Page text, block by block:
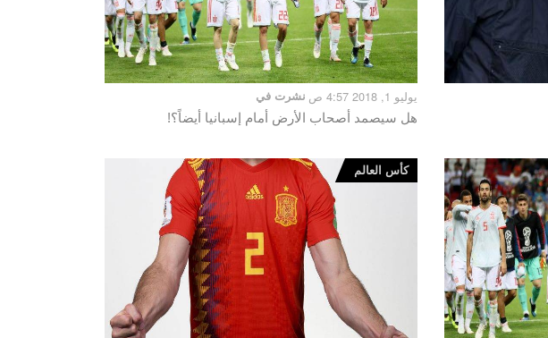
نشرت في يوليو 1, 2018 4:57 ص
هل سيصمد أصحاب الأرض أمام إسبانيا أيضاً؟!
كأس العالم